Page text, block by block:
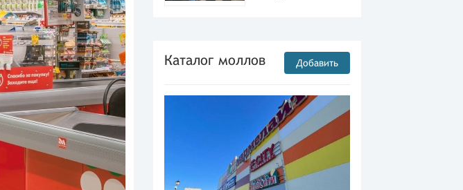
Каталог моллов Добавить